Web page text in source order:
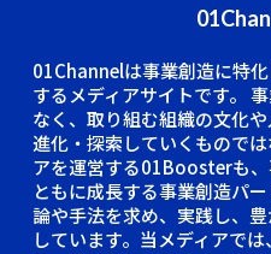
01Channelは事業創造に特
するメディアサイトです。
なく、取り組む組織の文化
進化・探索していくもので
アを運営する01Boosterも
ともに成長する事業創造パ
論や手法を求め、実践し、
しています。当メディアで